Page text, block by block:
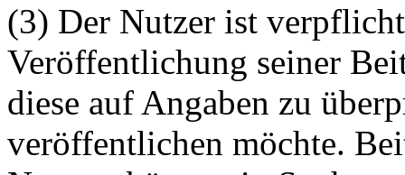
(3) Der Nutzer ist
Veröffentlichung seiner
diese auf Angaben zu
veröffentlichen möchte.